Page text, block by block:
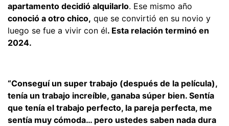
apartamento decidió alquilarlo. Ese mismo año
conoció a otro chico, que se convirtió en su novio y
luego se fue a vivir con él. Esta relación terminó en
2024.
“Conseguí un super trabajo (después de la película),
tenía un trabajo increíble, ganaba súper bien. Sentía
que tenía el trabajo perfecto, la pareja perfecta, me
sentía muy cómoda… pero ustedes saben nada dura